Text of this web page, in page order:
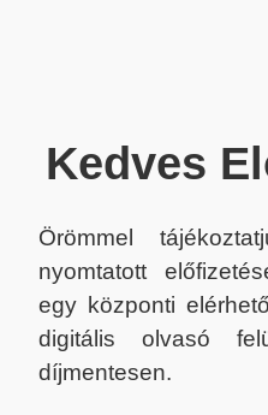
Kedves
Örömmel
nyomtatott
egy központi
digitális olvasó
díjmentesen.